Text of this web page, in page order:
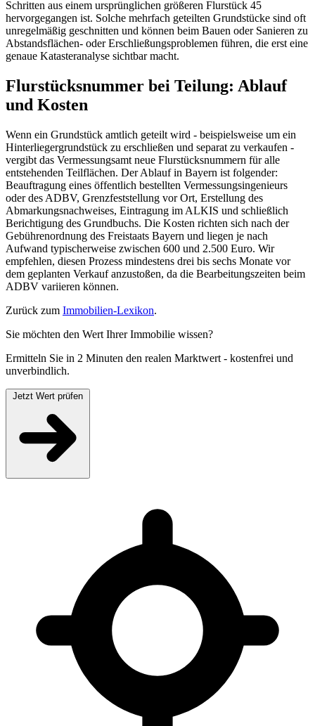
Schritten aus einem ursprünglichen größeren Flurstück 45
hervorgegangen ist. Solche mehrfach geteilten Grundstücke sind oft
unregelmäßig geschnitten und können beim Bauen oder Sanieren zu
Abstandsflächen- oder Erschließungsproblemen führen, die erst eine
genaue Katasteranalyse sichtbar macht.
Flurstücksnummer bei Teilung: Ablauf
und Kosten
Wenn ein Grundstück amtlich geteilt wird - beispielsweise um ein
Hinterliegergrundstück zu erschließen und separat zu verkaufen -
vergibt das Vermessungsamt neue Flurstücksnummern für alle
entstehenden Teilflächen. Der Ablauf in Bayern ist folgender:
Beauftragung eines öffentlich bestellten Vermessungsingenieurs
oder des ADBV, Grenzfeststellung vor Ort, Erstellung des
Abmarkungsnachweises, Eintragung im ALKIS und schließlich
Berichtigung des Grundbuchs. Die Kosten richten sich nach der
Gebührenordnung des Freistaats Bayern und liegen je nach
Aufwand typischerweise zwischen 600 und 2.500 Euro. Wir
empfehlen, diesen Prozess mindestens drei bis sechs Monate vor
dem geplanten Verkauf anzustoßen, da die Bearbeitungszeiten beim
ADBV variieren können.
Zurück zum Immobilien-Lexikon.
Sie möchten den Wert Ihrer Immobilie wissen?
Ermitteln Sie in 2 Minuten den realen Marktwert - kostenfrei und
unverbindlich.